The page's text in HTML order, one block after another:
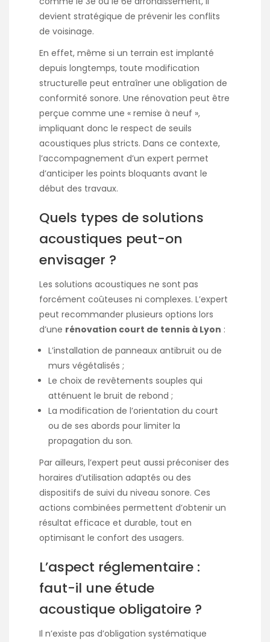
devient stratégique de prévenir les conflits
de voisinage.
En effet, même si un terrain est implanté
depuis longtemps, toute modification
structurelle peut entraîner une obligation de
conformité sonore. Une rénovation peut être
perçue comme une « remise à neuf »,
impliquant donc le respect de seuils
acoustiques plus stricts. Dans ce contexte,
l’accompagnement d’un expert permet
d’anticiper les points bloquants avant le
début des travaux.
Quels types de solutions
acoustiques peut-on
envisager ?
Les solutions acoustiques ne sont pas
forcément coûteuses ni complexes. L’expert
peut recommander plusieurs options lors
d’une rénovation court de tennis à Lyon :
L’installation de panneaux antibruit ou de
murs végétalisés ;
Le choix de revêtements souples qui
atténuent le bruit de rebond ;
La modification de l’orientation du court
ou de ses abords pour limiter la
propagation du son.
Par ailleurs, l’expert peut aussi préconiser des
horaires d’utilisation adaptés ou des
dispositifs de suivi du niveau sonore. Ces
actions combinées permettent d’obtenir un
résultat efficace et durable, tout en
optimisant le confort des usagers.
L’aspect réglementaire :
faut-il une étude
acoustique obligatoire ?
Il n’existe pas d’obligation systématique